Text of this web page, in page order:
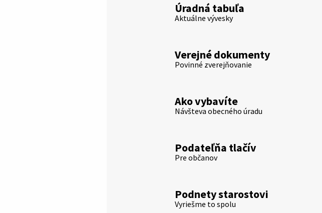
Úradná tabuľa
Aktuálne vývesky
Verejné dokumenty
Povinné zverejňovanie
Ako vybavíte
Návšteva obecného úradu
Podateľňa tlačív
Pre občanov
Podnety starostovi
Vyriešme to spolu